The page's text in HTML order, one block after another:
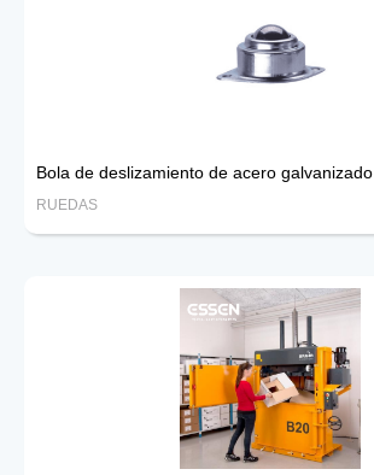
Bola de deslizamiento de acero galvanizado
RUEDAS